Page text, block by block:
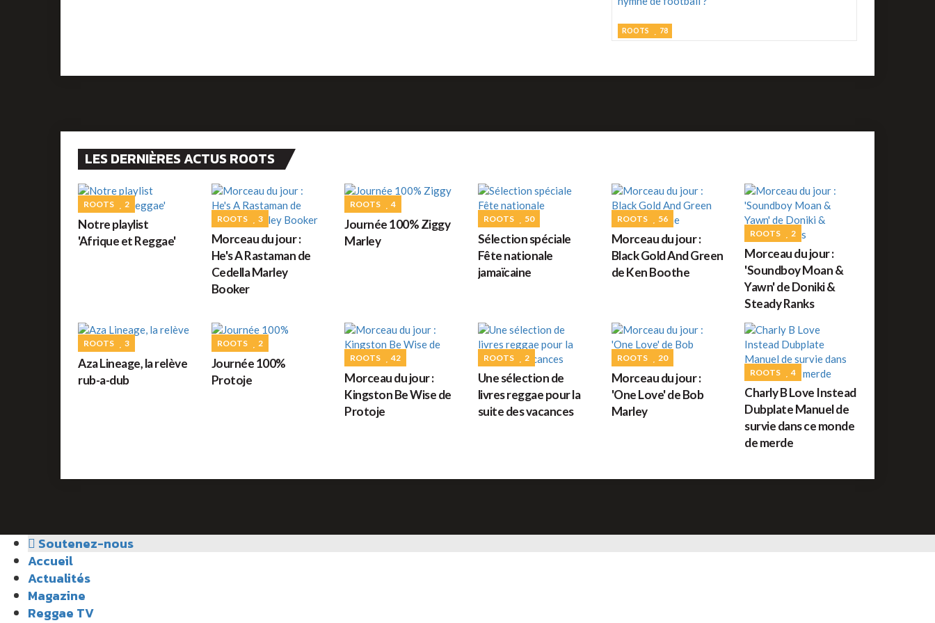
ROOTS 78
Fantan Mojah est
Morceau du jour : Aux Armes et cætera de Serge
Gainsbourg
ROOTS 73
Damian Marley à l'honneur sur Reggae.fr
Morceau du jour : War de Bob Marley
LES DERNIÈRES ACTUS ROOTS
ROOTS 2
Notre playlist
'Afrique et Reggae'
ROOTS 3
Morceau du jour :
He's A Rastaman de
Cedella Marley
Booker
ROOTS 4
Journée 100% Ziggy
Marley
ROOTS 50
Sélection spéciale
Fête nationale
jamaïcaine
ROOTS 56
Morceau du jour :
Black Gold And Green
de Ken Boothe
ROOTS 2
Morceau du jour :
'Soundboy Moan &
Yawn' de Doniki &
Steady Ranks
ROOTS 3
Aza Lineage, la relève
rub-a-dub
ROOTS 2
Journée 100%
Protoje
ROOTS 42
Morceau du jour :
Kingston Be Wise de
Protoje
ROOTS 2
Une sélection de
livres reggae pour la
suite des vacances
ROOTS 20
Morceau du jour :
'One Love' de Bob
Marley
ROOTS 4
Charly B Love Instead
Dubplate Manuel de
survie dans ce monde
de merde
Soutenez-nous
Accueil
Actualités
Magazine
Reggae TV